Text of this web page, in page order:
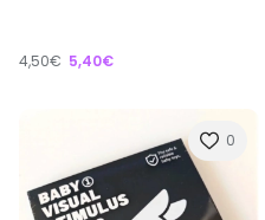
4,50€ 5,40€
0